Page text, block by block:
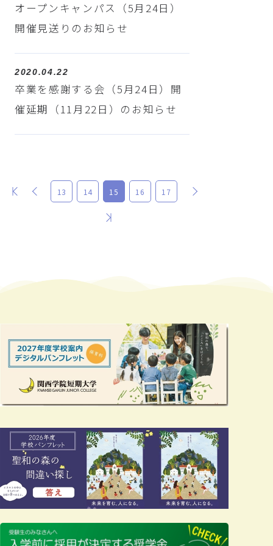
オープンキャンパス（5月24日）
開催見送りのお知らせ
2020.04.22
卒業を感謝する会（5月24日）開
催延期（11月22日）のお知らせ
最初 前 13 14 15 16 17
最後